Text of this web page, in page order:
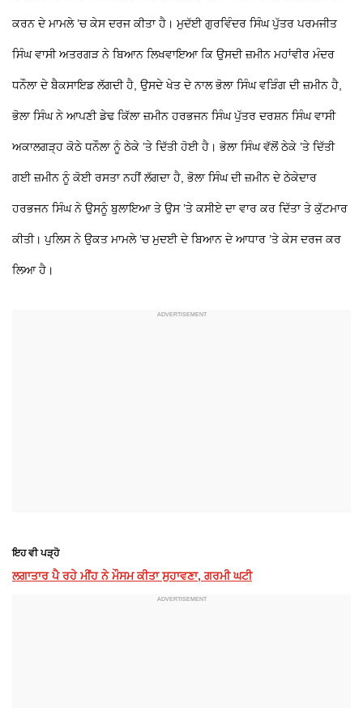
ਕਰਨ ਦੇ ਮਾਮਲੇ ’ਚ ਕੇਸ ਦਰਜ ਕੀਤਾ ਹੈ। ਮੁਦੱਈ ਗੁਰਵਿੰਦਰ ਸਿੰਘ ਪੁੱਤਰ ਪਰਮਜੀਤ
ਸਿੰਘ ਵਾਸੀ ਅਤਰਗੜ ਨੇ ਬਿਆਨ ਲਿਖਵਾਇਆ ਕਿ ਉਸਦੀ ਜ਼ਮੀਨ ਮਹਾਂਵੀਰ ਮੰਦਰ
ਧਨੌਲਾ ਦੇ ਬੈਕਸਾਇਡ ਲੱਗਦੀ ਹੈ, ਉਸਦੇ ਖੇਤ ਦੇ ਨਾਲ ਭੋਲਾ ਸਿੰਘ ਵੜਿੰਗ ਦੀ ਜ਼ਮੀਨ ਹੈ,
ਭੋਲਾ ਸਿੰਘ ਨੇ ਆਪਣੀ ਡੇਢ ਕਿੱਲਾ ਜ਼ਮੀਨ ਹਰਭਜਨ ਸਿੰਘ ਪੁੱਤਰ ਦਰਸ਼ਨ ਸਿੰਘ ਵਾਸੀ
ਅਕਾਲਗੜ੍ਹ ਕੋਠੇ ਧਨੌਲਾ ਨੂੰ ਠੇਕੇ ’ਤੇ ਦਿੱਤੀ ਹੋਈ ਹੈ। ਭੋਲਾ ਸਿੰਘ ਵੱਲੋਂ ਠੇਕੇ ’ਤੇ ਦਿੱਤੀ
ਗਈ ਜ਼ਮੀਨ ਨੂੰ ਕੋਈ ਰਸਤਾ ਨਹੀਂ ਲੱਗਦਾ ਹੈ, ਭੋਲਾ ਸਿੰਘ ਦੀ ਜ਼ਮੀਨ ਦੇ ਠੇਕੇਦਾਰ
ਹਰਭਜਨ ਸਿੰਘ ਨੇ ਉਸਨੂੰ ਬੁਲਾਇਆ ਤੇ ਉਸ ’ਤੇ ਕਸੀਏ ਦਾ ਵਾਰ ਕਰ ਦਿੱਤਾ ਤੇ ਕੁੱਟਮਾਰ
ਕੀਤੀ। ਪੁਲਿਸ ਨੇ ਉਕਤ ਮਾਮਲੇ ’ਚ ਮੁਦਈ ਦੇ ਬਿਆਨ ਦੇ ਆਧਾਰ ’ਤੇ ਕੇਸ ਦਰਜ ਕਰ
ਲਿਆ ਹੈ।
ਇਹ ਵੀ ਪੜ੍ਹੋ
ਲਗਾਤਾਰ ਪੈ ਰਹੇ ਮੀਂਹ ਨੇ ਮੌਸਮ ਕੀਤਾ ਸੁਹਾਵਣਾ, ਗਰਮੀ ਘਟੀ